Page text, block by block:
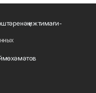
ижтимағи-